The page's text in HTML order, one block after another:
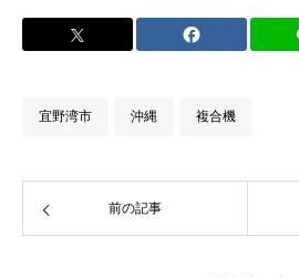
宜野湾市 沖縄 複合機
前の記事